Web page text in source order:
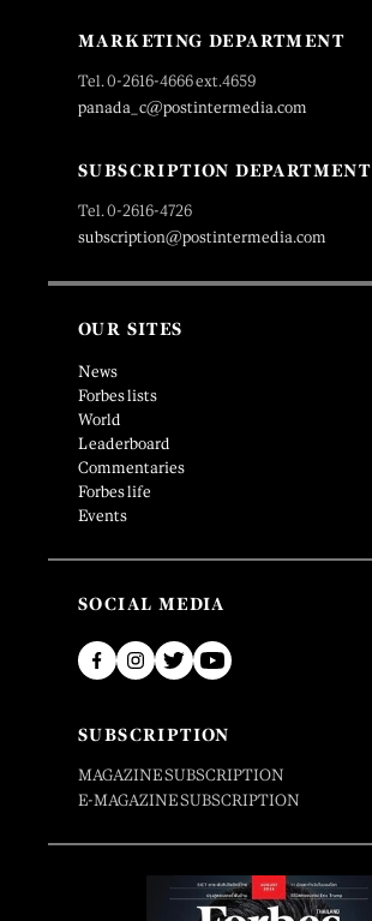
MARKETING DEPARTMENT
Tel. 0-2616-4666 ext.4659
panada_c@postintermedia.com
SUBSCRIPTION DEPARTMENT
Tel. 0-2616-4726
subscription@postintermedia.com
OUR SITES
News
Forbes lists
World
Leaderboard
Commentaries
Forbes life
Events
SOCIAL MEDIA
SUBSCRIPTION
MAGAZINE SUBSCRIPTION
E-MAGAZINE SUBSCRIPTION